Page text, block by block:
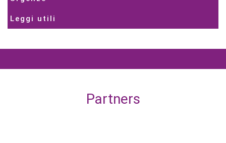
Leggi utili
Partners